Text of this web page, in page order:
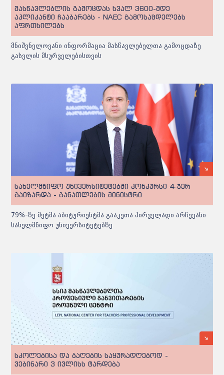
მასწავლებლის გამოცდას ხვალ 3600-მდე
აპლიკანტი ჩააბარებს - NAEC გამოსაცდელებს
აფრთხილებს
მნიშვნელოვანი ინფორმაცია მასწავლებელთა გამოცდაზე
გასვლის მსურველებისთვის
სახელმწიფო უნივერსიტეტებში კონკურსი 4-ჯერ
გაიზარდა - განათლების მინისტრი
79%-ზე მეტმა აბიტურიენტმა გააკეთა პირველადი არჩევანი
სახელმწიფო უნივერსიტეტებზე
სკოლებისა და ბაღების საყურადღებოდ -
ვებინარი 3 ივლისს ტარდება